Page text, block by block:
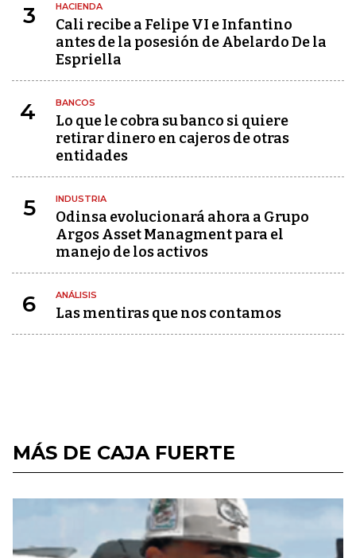
3 HACIENDA
Cali recibe a Felipe VI e Infantino
antes de la posesión de Abelardo De la
Espriella
4 BANCOS
Lo que le cobra su banco si quiere
retirar dinero en cajeros de otras
entidades
5 INDUSTRIA
Odinsa evolucionará ahora a Grupo
Argos Asset Managment para el
manejo de los activos
6 ANÁLISIS
Las mentiras que nos contamos
MÁS DE CAJA FUERTE